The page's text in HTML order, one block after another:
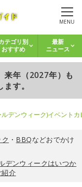
MENU
テゴリ別
おすすめ
最新
ニュース
来年（2027年）も
す。
デンウィーク)イベント
・ BBQなどおでかけ
デンウィークはいつか
介